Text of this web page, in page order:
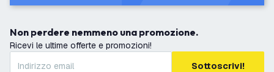
Non perdere nemmeno una promozione.
Ricevi le ultime offerte e promozioni!
Sottoscrivi!